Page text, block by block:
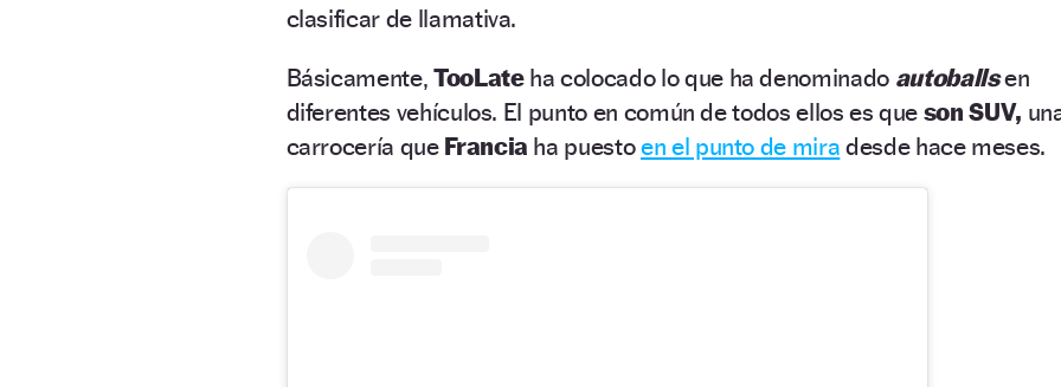
clasificar de llamativa.
Básicamente, TooLateha colocado lo que ha denominado autoballsen
diferentes vehículos. El punto en común de todos ellos es que son SUV,
carrocería que Francia ha puestoen el punto de mira desde hace meses.